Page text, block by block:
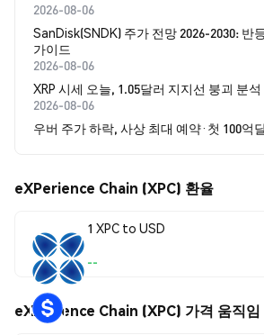
2026-08-06
SanDisk(SNDK) 주가 전망 2026-2030: 반
가이드
2026-08-06
XRP 시세 오늘, 1.05달러 지지선 붕괴 분
2026-08-06
우버 주가 하락, 사상 최대 예약·첫 100억
eXPerience Chain (XPC) 환율
1 XPC to USD
--
eXPerience Chain (XPC) 가격 움직임